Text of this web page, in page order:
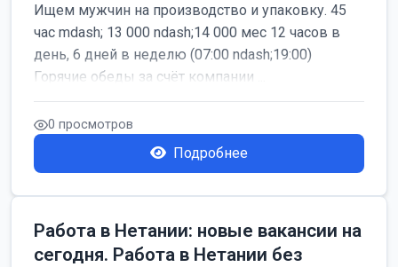
Ищем мужчин на производство и упаковку. 45
час mdash; 13 000 ndash;14 000 мес 12 часов в
день, 6 дней в неделю (07:00 ndash;19:00)
Горячие обеды за счёт компании ...
0 просмотров
Подробнее
Работа в Нетании: новые вакансии на
сегодня. Работа в Нетании без